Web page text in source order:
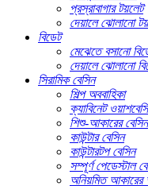
প্রস্রাবাগার টয়লেট
দেয়ালে ঝোলানো
বিডেট
মেঝেতে বসানো
দেয়ালে ঝোলানো
সিরামিক বেসিন
শিল্প অববাহিকা
ক্যাবিনেট
শিশু-আকারের বেসিন
কাউন্টার বেসিন
কাউন্টারটপ বেসিন
সম্পূর্ণ পেডেস্টাল
অনিয়মিত আকারের